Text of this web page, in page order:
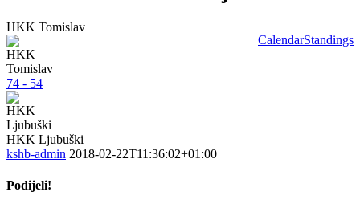
CalendarStandings
HKK Tomislav
74 - 54
HKK Ljubuški
kshb-admin 2018-02-22T11:36:02+01:00
Podijeli!